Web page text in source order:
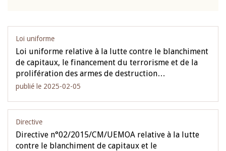
Loi uniforme
Loi uniforme relative à la lutte contre le blanchiment
de capitaux, le financement du terrorisme et de la
prolifération des armes de destruction…
publié le 2025-02-05
Directive
Directive n°02/2015/CM/UEMOA relative à la lutte
contre le blanchiment de capitaux et le